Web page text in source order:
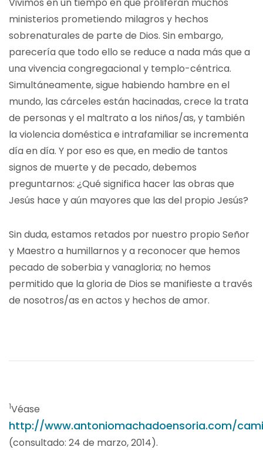
ministerios prometiendo milagros y hechos
sobrenaturales de parte de Dios. Sin embargo,
parecería que todo ello se reduce a nada más que a
una vivencia congregacional y templo-céntrica.
Simultáneamente, sigue habiendo hambre en el
mundo, las cárceles están hacinadas, crece la trata
de personas y el maltrato a los niños/as, y también
la violencia doméstica e intrafamiliar se incrementa
día en día. Y por eso es que, en medio de tantos
signos de muerte y de pecado, debemos
preguntarnos: ¿Qué significa hacer las obras que
Jesús hace y aún mayores que las del propio Jesús?
Sin duda, estamos retados por nuestro propio Señor
y Maestro a humillarnos y a reconocer que hemos
pecado de soberbia y vanagloria; no hemos
permitido que la gloria de Dios se manifieste a través
de nosotros/as en actos y hechos de amor.
1Véase
http://www.antoniomachadoensoria.com/
(consultado: 24 de marzo, 2014).